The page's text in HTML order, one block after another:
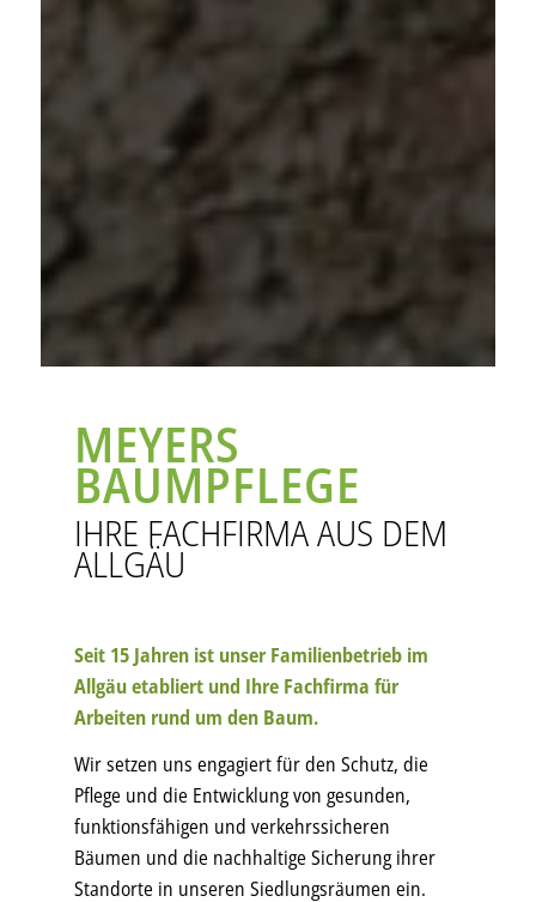
MEYERS
BAUMPFLEGE
IHRE FACHFIRMA AUS DEM
ALLGÄU
Seit 15 Jahren ist unser Familienbetrieb im
Allgäu etabliert und Ihre Fachfirma für
Arbeiten rund um den Baum.
Wir setzen uns engagiert für den Schutz, die
Pflege und die Entwicklung von gesunden,
funktionsfähigen und verkehrssicheren
Bäumen und die nachhaltige Sicherung ihrer
Standorte in unseren Siedlungsräumen ein.